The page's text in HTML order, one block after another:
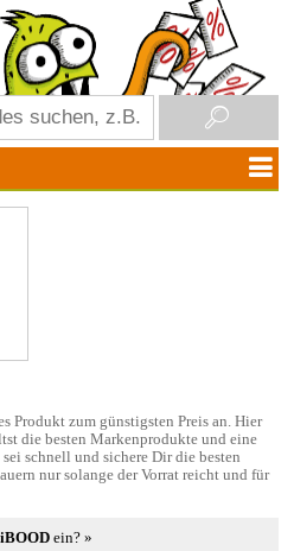
Produkt zum günstigsten Preis an. Hier
die besten Markenprodukte und eine
schnell und sichere Dir die besten
nur solange der Vorrat reicht und für
iBOOD ein? »